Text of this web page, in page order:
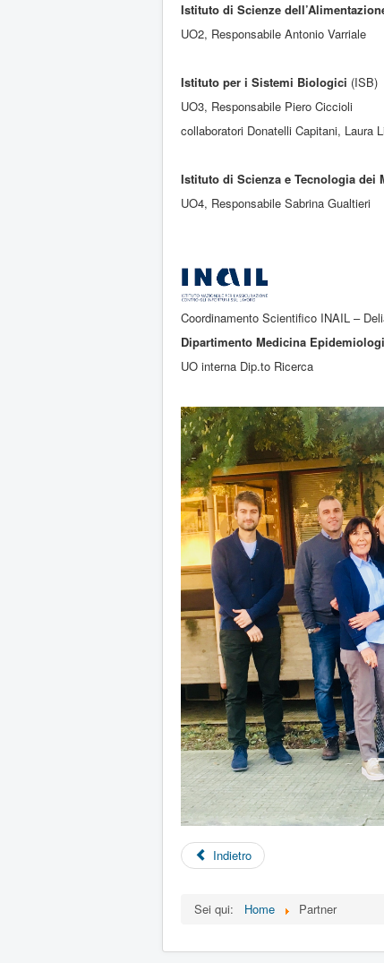
Istituto di Scienze
UO2, Responsabile Antonio Varriale
Istituto per i Sistemi Biologici (ISB)
UO3, Responsabile Piero Ciccioli
collaboratori Donatelli Capitani, Laura
Istituto di Scienza e Tecnologia dei
UO4, Responsabile Sabrina Gualtieri
Coordinamento Scientifico INAIL –
Dipartimento Medicina
UO interna Dip.to Ricerca
Indietro
Sei qui: Home Partner